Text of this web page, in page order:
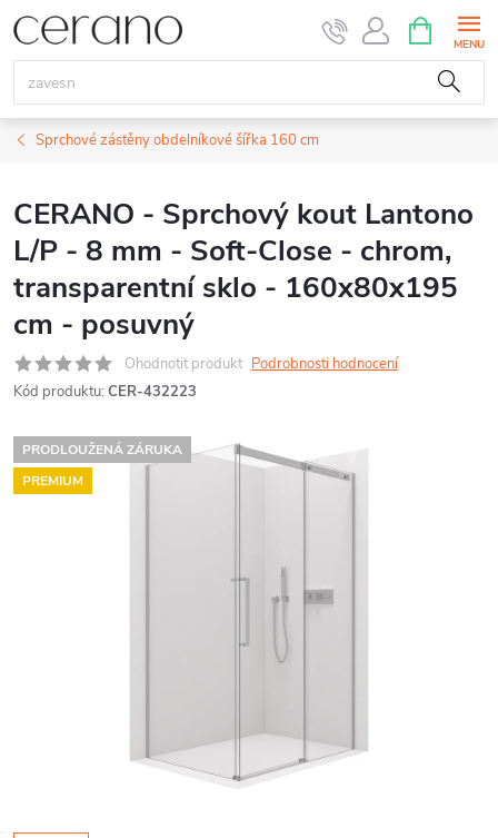
Přejít
na
obsah
NÁKUPNÍ
KOŠÍK
Sprchové zástěny obdelníkové šířka 160 cm
CERANO - Sprchový kout Lantono
L/P - 8 mm - Soft-Close - chrom,
transparentní sklo - 160x80x195
cm - posuvný
Ohodnotit produkt Podrobnosti hodnocení
Kód produktu: CER-432223
PRODLOUŽENÁ ZÁRUKA
PREMIUM